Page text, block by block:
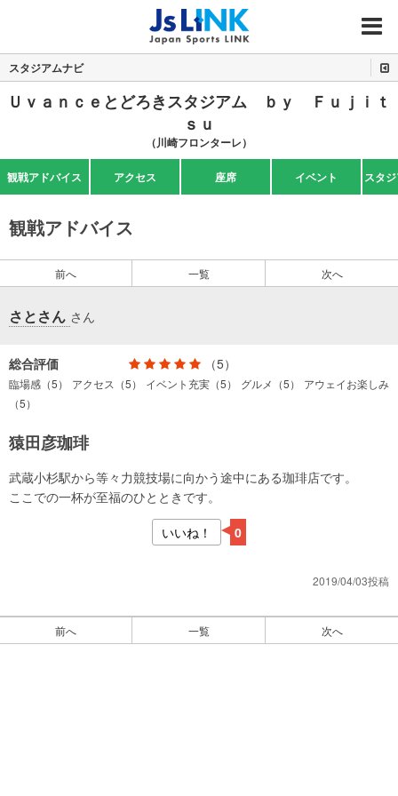
MENU
スタジアムナビ
Ｕｖａｎｃｅとどろきスタジアム ｂｙ Ｆｕｊｉｔ
ｓｕ
（川崎フロンターレ）
観戦アドバイス アクセス 座席 イベント スタ
観戦アドバイス
前へ 一覧 次へ
さとさん さん
総合評価 （5）
臨場感（5） アクセス（5） イベント充実（5） グルメ（5）
アウェイお楽しみ
（5）
猿田彦珈琲
武蔵小杉駅から等々力競技場に向かう途中にある珈琲店です。
ここでの一杯が至福のひとときです。
いいね！
0
2019/04/03投稿
前へ 一覧 次へ